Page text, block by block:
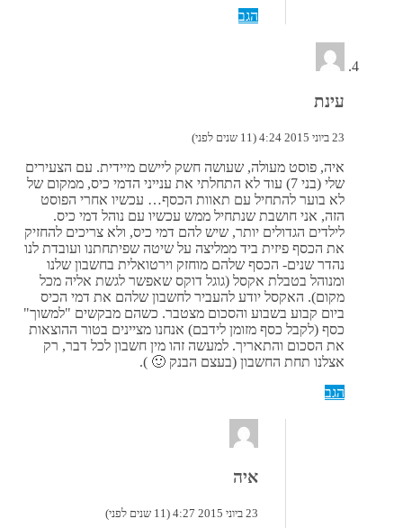
הגב
עינת
23 ביוני 2015 4:24 (11 שנים לפני)
איה, פוסט מעולה, שעושה חשק ליישם מיידית. עם הצעירים
שלי (בני 7) עוד לא התחלתי את ענייני הדמי כיס, ממקום של
לא בוער להתחיל עם תאוות הכסף… עכשיו אחרי הפוסט
הזה, אני חושבת שנתחיל ממש עכשיו עם נוהל דמי כיס.
לילדים הגדולים יותר, שיש להם דמי כיס, ולא צריכים להחזיק
את הכסף פיזית ביד ממליצה על שיטה שפיתחתנו ועובדת לנו
נהדר שנים- הכסף שלהם מוחזק וירטואלית בחשבון שלנו
ומנוהל בטבלת אקסל (גוגל דוקס שאפשר לגשת אליה מכל
מקום). האקסל יודע להעביר לחשבון שלהם את דמי הכיס
ביום קבוע בשבוע והסכום מצטבר. כשהם מבקשים "למשוך"
כסף (לקבל כסף מזומן לידבם) אנחנו מציינים בטור ההוצאות
את הסכום והתאריך. למעשה זהו מין חשבון לכל דבר, רק
אצלנו תחת החשבון (בעצם הבנק 🙂 ).
הגב
איה
23 ביוני 2015 4:27 (11 שנים לפני)